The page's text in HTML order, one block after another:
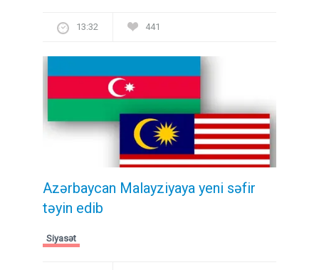
13:32 441
Azərbaycan Malayziyaya yeni səfir
təyin edib
Siyasət